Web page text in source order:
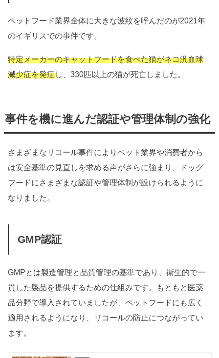
ペットフード業界全体に大きな波紋を呼んだのが2021年
のイギリスでの事件です。
特定メーカーのキャットフードを食べた猫がネコ汎血球
減少症を発症し、330匹以上の猫が死亡しました。
事件を機に進んだ認証や管理体制の強化
さまざまなリコール事件によりペット業界や消費者から
は安全基準の見直しを求める声がさらに強まり、ドッグ
フードにさまざまな認証や管理体制が設けられるように
なりました。
GMP認証
GMPとは製造管理と品質管理の基準であり、衛生的で一
貫した製品を提供するための仕組みです。もともと医薬
品分野で導入されていましたが、ペットフードにも広く
適用されるようになり、リコールの防止につながってい
ます。